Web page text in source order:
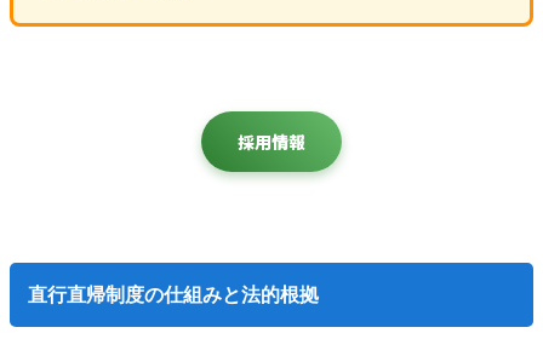
採用情報
直行直帰制度の仕組みと法的根拠